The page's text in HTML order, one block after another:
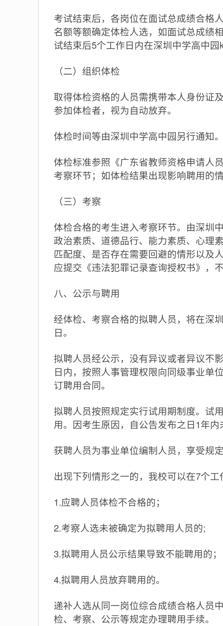
考试结束后，各岗位在面试总成绩合格
名额等额确定体检人选，如面试总成绩
试结束后5个工作日内在深圳中学高中
（二）组织体检
取得体检资格的人员需携带本人身份证
参加体检者，视为自动放弃。
体检时间等由深圳中学高中园另行通知
体检标准参照《广东省教师资格申请人
考察环节；如体检结果出现影响聘用的
（三）考察
体检合格的考生进入考察环节。由深圳
政治素质、道德品行、能力素质、心理
匹配度、是否存在需要回避的情形以及
应提交《违法犯罪记录查询授权书》，
八、公示与聘用
经体检、考察合格的拟聘人员，将在深
日。
拟聘人员经公示，没有异议或者异议不
日内，按照人事管理权限向同级事业单
订聘用合同。
拟聘人员按照规定实行试用期制度。试
用。因考生原因，自公告发布之日1年
获聘人员为事业单位编制人员，享受规
出现下列情形之一的，我校可以在7个
1.应聘人员体检不合格的；
2.考察人选未被确定为拟聘用人员的;
3.拟聘用人员公示结果导致不能聘用的；
4.拟聘用人员放弃聘用的。
递补人选从同一岗位综合成绩合格人员
检、考察、公示等规定办理聘用手续。